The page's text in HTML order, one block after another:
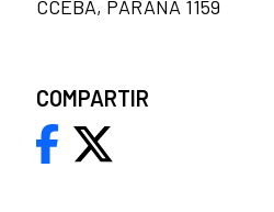
CCEBA, PARANÁ 1159
COMPARTIR